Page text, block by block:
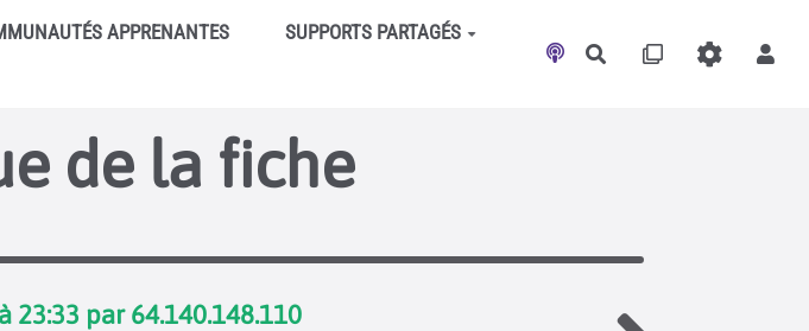
APPRENANTES
SUPPORTS PARTAGÉS
Rechercher
de la fiche
23:33 par 64.140.148.110